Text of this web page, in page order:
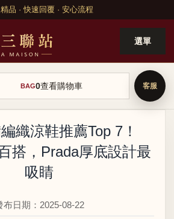
品 · 快速回覆 · 安心流程
選單
BAG0查看購物車
織涼鞋推薦Top 7！
搭，Prada厚底設計最
吸睛
布日期：2025-08-22